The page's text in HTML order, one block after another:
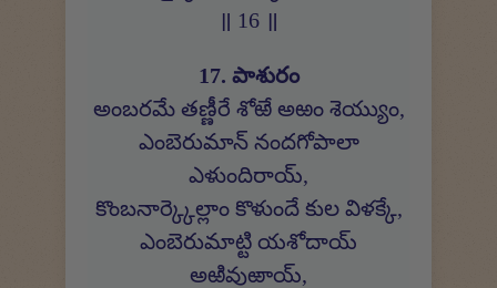
॥ 16 ॥
17. పాశురం
అంబరమే తణ్ణీరే శోఱే అఱం శెయ్యుం,
ఎంబెరుమాన్ నందగోపాలా
ఎళుందిరాయ్,
కొంబనార్క్కెల్లాం కొళుందే కుల విళక్కే,
ఎంబెరుమాట్టి యశోదాయ్
అఱివుఱాయ్,